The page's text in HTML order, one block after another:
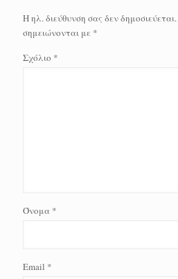
Η ηλ. διεύθυνση σας δεν δημοσιεύεται.
σημειώνονται με *
Σχόλιο *
Όνομα *
Email *